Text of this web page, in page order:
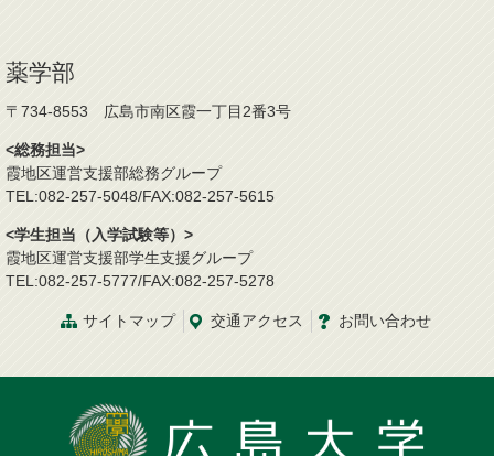
薬学部
〒734-8553 広島市南区霞一丁目2番3号
<総務担当>
霞地区運営支援部総務グループ
TEL:082-257-5048/FAX:082-257-5615
<学生担当（入学試験等）>
霞地区運営支援部学生支援グループ
TEL:082-257-5777/FAX:082-257-5278
サイトマップ 交通アクセス お問い合わせ